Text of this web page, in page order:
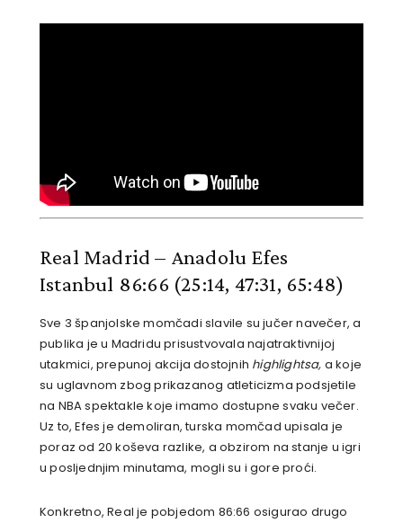
Real Madrid – Anadolu Efes
Istanbul 86:66 (25:14, 47:31, 65:48)
Sve 3 španjolske momčadi slavile su jučer navečer, a
publika je u Madridu prisustvovala najatraktivnijoj
utakmici, prepunoj akcija dostojnih highlightsa, a koje
su uglavnom zbog prikazanog atleticizma podsjetile
na NBA spektakle koje imamo dostupne svaku večer.
Uz to, Efes je demoliran, turska momčad upisala je
poraz od 20 koševa razlike, a obzirom na stanje u igri
u posljednjim minutama, mogli su i gore proći.
Konkretno, Real je pobjedom 86:66 osigurao drugo